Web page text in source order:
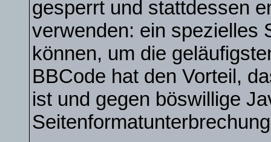
gesperrt und stattdessen
verwenden: ein spezielles
können, um die
BBCode hat den Vorteil,
ist und gegen böswillige